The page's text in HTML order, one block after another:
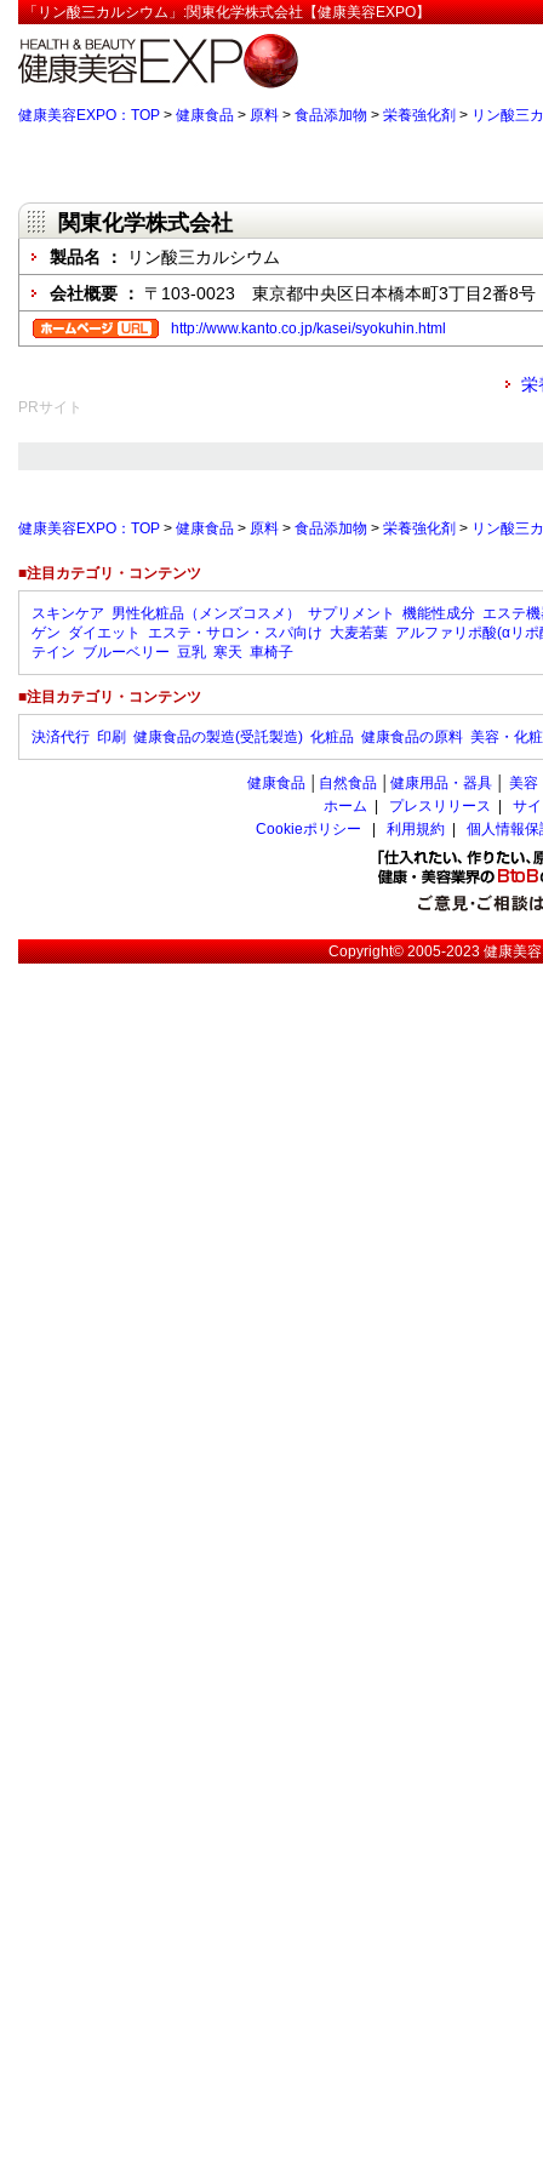
「リン酸三カルシウム」:関東化学株式会社【健康美容EXPO】
健康美容EXPO：TOP > 健康食品 > 原料 > 食品添加物 > 栄養強化剤 > リン酸三
関東化学株式会社
製品名 ：
リン酸三カルシウム
会社概要 ： 〒103-0023 東京都中央区日本橋本町3丁目2番8号
http://www.kanto.co.jp/kasei/syokuhin.html
栄
PRサイト
健康美容EXPO：TOP > 健康食品 > 原料 > 食品添加物 > 栄養強化剤 > リン酸三
■注目カテゴリ・コンテンツ
スキンケア 男性化粧品（メンズコスメ） サプリメント 機能性成分 エステ
ゲン ダイエット エステ・サロン・スパ向け 大麦若葉 アルファリポ酸(αリポ
テイン ブルーベリー 豆乳 寒天 車椅子
■注目カテゴリ・コンテンツ
決済代行 印刷 健康食品の製造(受託製造) 化粧品 健康食品の原料 美容・化
健康食品 自然食品 健康用品・器具 美容
ホーム
プレスリリース
サ
Cookieポリシー
利用規約 個人情報
Copyright© 2005-2023健康美